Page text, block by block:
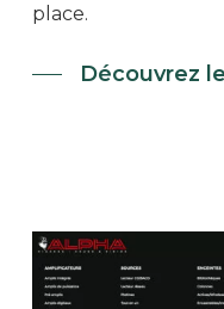
place.
Découvrez